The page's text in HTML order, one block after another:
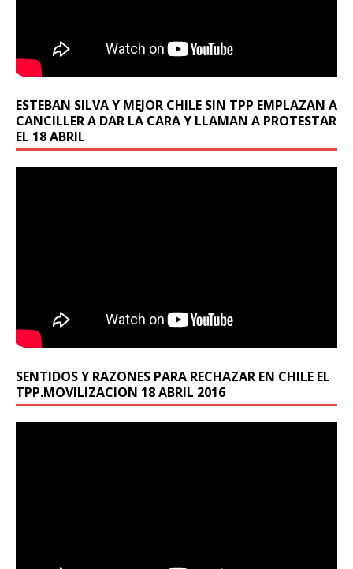
ESTEBAN SILVA Y MEJOR CHILE SIN TPP EMPLAZAN A
CANCILLER A DAR LA CARA Y LLAMAN A PROTESTAR
EL 18 ABRIL
SENTIDOS Y RAZONES PARA RECHAZAR EN CHILE EL
TPP.MOVILIZACION 18 ABRIL 2016